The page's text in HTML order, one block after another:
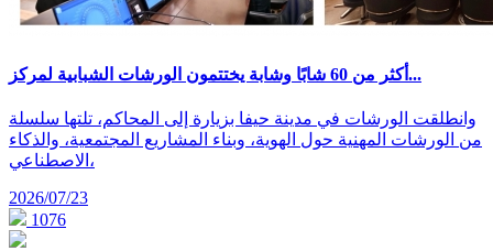
أكثر من 60 شابًا وشابة يختتمون الورشات الشبابية لمركز...
وانطلقت الورشات في مدينة حيفا بزيارة إلى المحاكم، تلتها سلسلة
من الورشات المهنية حول الهوية، وبناء المشاريع المجتمعية، والذكاء
الاصطناعي،
2026/07/23
1076